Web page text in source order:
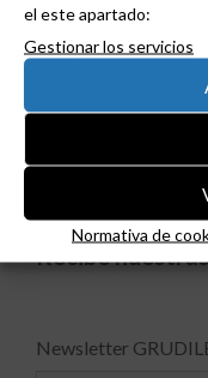
el este apartado:
Gestionar los servicios
Normativa de
Novedades de
Recibe
Newsletter